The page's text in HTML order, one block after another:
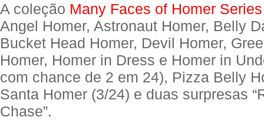
A coleção Many Faces of Homer Series
Angel Homer, Astronaut Homer, Belly
Bucket Head Homer, Devil Homer,
Homer, Homer in Dress e Homer in
com chance de 2 em 24), Pizza Belly
Santa Homer (3/24) e duas surpresas
Chase”.